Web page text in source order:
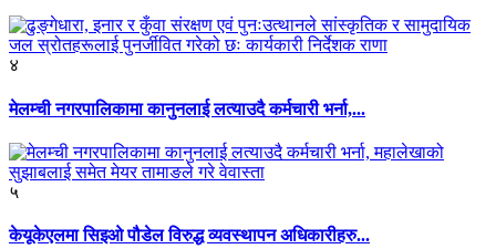
४
मेलम्ची नगरपालिकामा कानुनलाई लत्याउदै कर्मचारी भर्ना,...
५
केयूकेएलमा सिइओ पौडेल विरुद्ध व्यवस्थापन अधिकारीहरु...